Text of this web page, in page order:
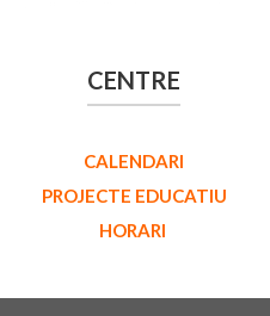
CENTRE
CALENDARI
PROJECTE EDUCATIU
HORARI